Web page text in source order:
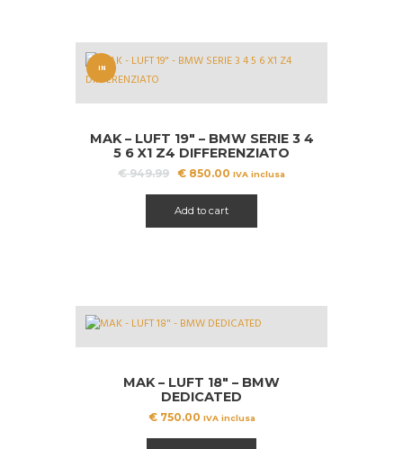
IN
MAK – LUFT 19″ – BMW SERIE 3 4
5 6 X1 Z4 DIFFERENZIATO
€949.99 Il
era:
€ 949.99.
€ 850.00 Il
€ 850.00.
IVA inclusa
Add to cart
MAK – LUFT 18″ – BMW
DEDICATED
€750.00 IVA inclusa